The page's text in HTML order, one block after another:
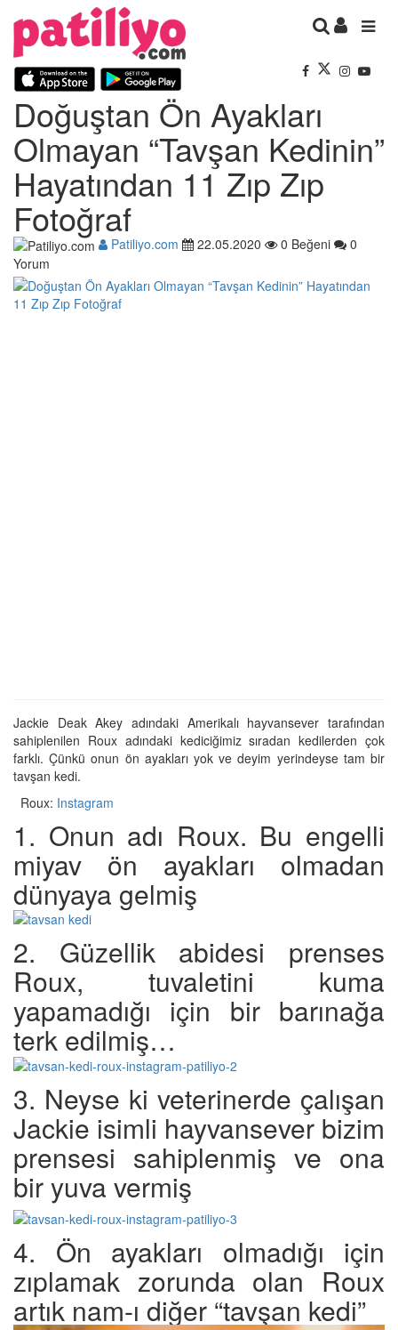
Doğuştan Ön Ayakları
Olmayan “Tavşan Kedinin”
Hayatından 11 Zıp Zıp
Fotoğraf
Patiliyo.com 22.05.2020 0 Beğeni
0
Yorum
Jackie Deak Akey adındaki Amerikalı hayvansever tarafından
sahiplenilen Roux adındaki kediciğimiz sıradan kedilerden çok
farklı. Çünkü onun ön ayakları yok ve deyim yerindeyse tam bir
tavşan kedi.
Roux: Instagram
1. Onun adı Roux. Bu engelli
miyav ön ayakları olmadan
dünyaya gelmiş
2. Güzellik abidesi prenses
Roux, tuvaletini kuma
yapamadığı için bir barınağa
terk edilmiş…
3. Neyse ki veterinerde çalışan
Jackie isimli hayvansever bizim
prensesi sahiplenmiş ve ona
bir yuva vermiş
4. Ön ayakları olmadığı için
zıplamak zorunda olan Roux
artık nam-ı diğer “tavşan kedi”